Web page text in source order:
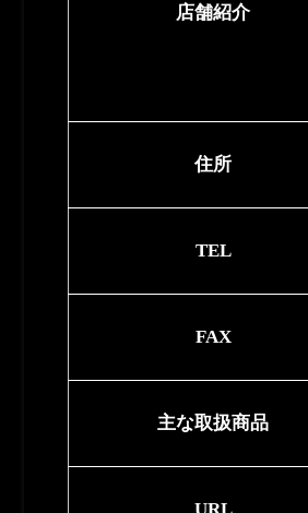
店舗紹介
住所
TEL
FAX
主な取扱商品